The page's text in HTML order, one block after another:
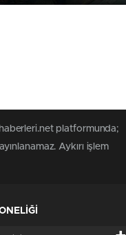
platformunda;
Aykırı işlem